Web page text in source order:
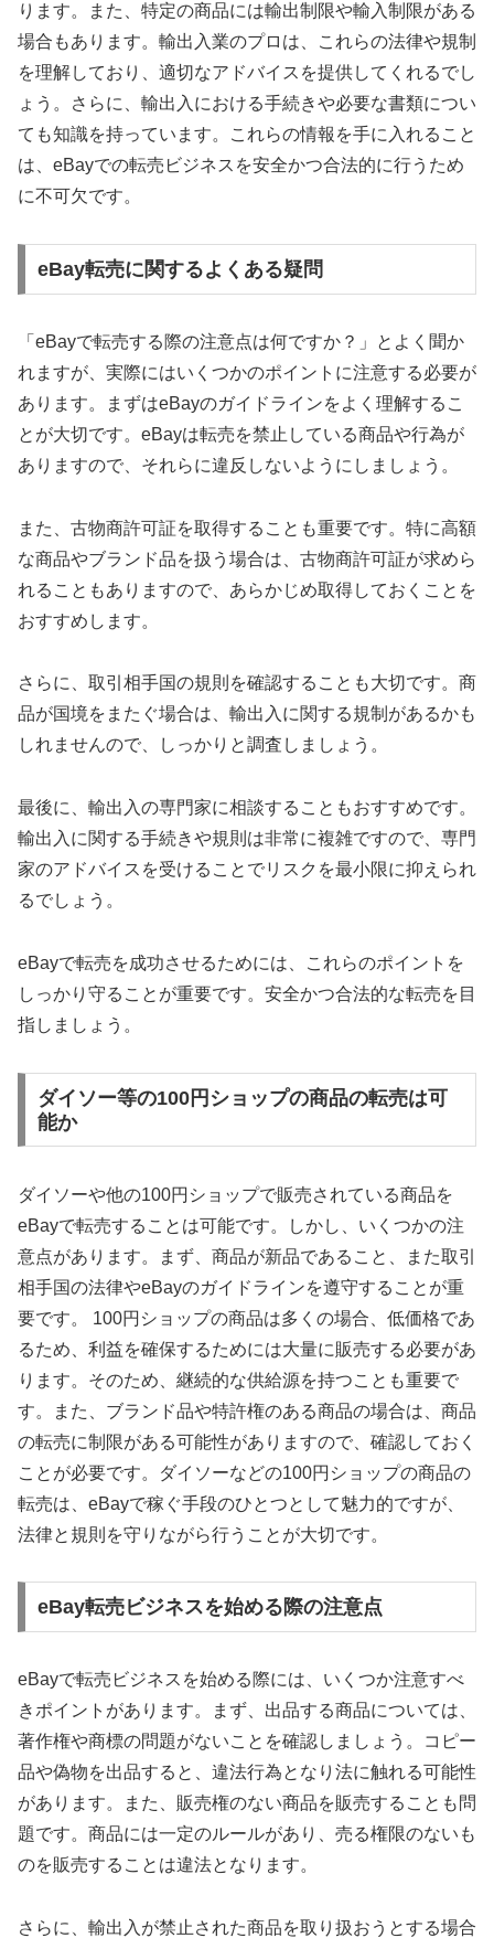
ります。また、特定の商品には輸出制限や輸入制限がある
場合もあります。輸出入業のプロは、これらの法律や規制
を理解しており、適切なアドバイスを提供してくれるでし
ょう。さらに、輸出入における手続きや必要な書類につい
ても知識を持っています。これらの情報を手に入れること
は、eBayでの転売ビジネスを安全かつ合法的に行うため
に不可欠です。
eBay転売に関するよくある疑問
「eBayで転売する際の注意点は何ですか？」とよく聞か
れますが、実際にはいくつかのポイントに注意する必要が
あります。まずはeBayのガイドラインをよく理解するこ
とが大切です。eBayは転売を禁止している商品や行為が
ありますので、それらに違反しないようにしましょう。
また、古物商許可証を取得することも重要です。特に高額
な商品やブランド品を扱う場合は、古物商許可証が求めら
れることもありますので、あらかじめ取得しておくことを
おすすめします。
さらに、取引相手国の規則を確認することも大切です。商
品が国境をまたぐ場合は、輸出入に関する規制があるかも
しれませんので、しっかりと調査しましょう。
最後に、輸出入の専門家に相談することもおすすめです。
輸出入に関する手続きや規則は非常に複雑ですので、専門
家のアドバイスを受けることでリスクを最小限に抑えられ
るでしょう。
eBayで転売を成功させるためには、これらのポイントを
しっかり守ることが重要です。安全かつ合法的な転売を目
指しましょう。
ダイソー等の100円ショップの商品の転売は可
能か
ダイソーや他の100円ショップで販売されている商品を
eBayで転売することは可能です。しかし、いくつかの注
意点があります。まず、商品が新品であること、また取引
相手国の法律やeBayのガイドラインを遵守することが重
要です。 100円ショップの商品は多くの場合、低価格であ
るため、利益を確保するためには大量に販売する必要があ
ります。そのため、継続的な供給源を持つことも重要で
す。また、ブランド品や特許権のある商品の場合は、商品
の転売に制限がある可能性がありますので、確認しておく
ことが必要です。ダイソーなどの100円ショップの商品の
転売は、eBayで稼ぐ手段のひとつとして魅力的ですが、
法律と規則を守りながら行うことが大切です。
eBay転売ビジネスを始める際の注意点
eBayで転売ビジネスを始める際には、いくつか注意すべ
きポイントがあります。まず、出品する商品については、
著作権や商標の問題がないことを確認しましょう。コピー
品や偽物を出品すると、違法行為となり法に触れる可能性
があります。また、販売権のない商品を販売することも問
題です。商品には一定のルールがあり、売る権限のないも
のを販売することは違法となります。
さらに、輸出入が禁止された商品を取り扱おうとする場合